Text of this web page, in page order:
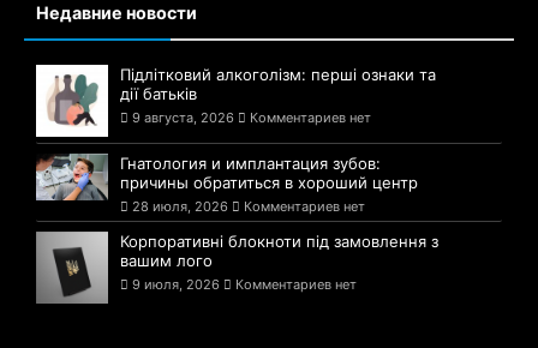
Недавние новости
Підлітковий алкоголізм: перші ознаки та
дії батьків
9 августа, 2026 Комментариев нет
Гнатология и имплантация зубов:
причины обратиться в хороший центр
28 июля, 2026 Комментариев нет
Корпоративні блокноти під замовлення з
вашим лого
9 июля, 2026 Комментариев нет